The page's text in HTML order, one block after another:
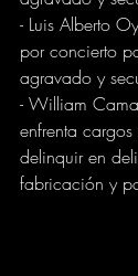
- Luis Alberto
por concierto
agravado y
- William
enfrenta
delinquir en
fabricación y